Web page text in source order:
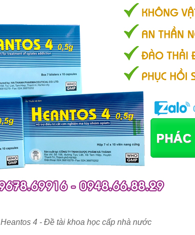
Heantos 4 - Đề tài khoa học cấp nhà nước